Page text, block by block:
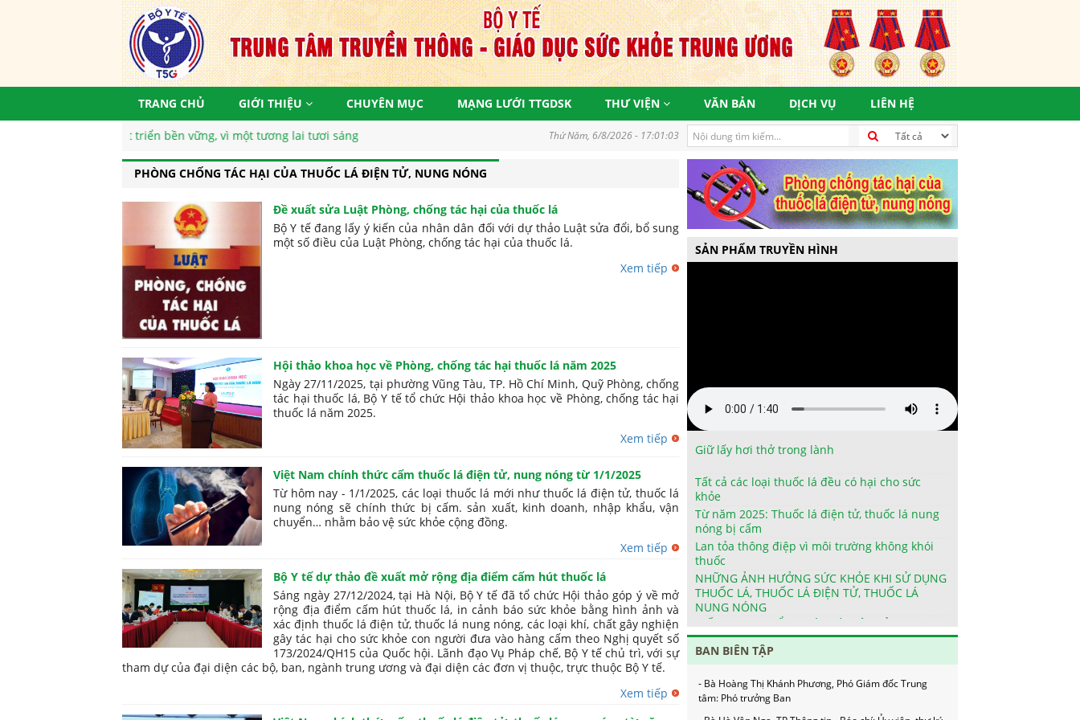
TRANG CHỦ GIỚI THIỆU CHUYÊN MỤC MẠNG LƯỚI TTGDSK THƯ VIỆN VĂN BẢN DỊCH VỤ LIÊN HỆ
mục tiêu phát triển bền vững, vì một tương lai tươi sáng Thứ Năm, 6/8/2026 - 17:01:04
PHÒNG CHỐNG TÁC HẠI CỦA THUỐC LÁ ĐIỆN TỬ, NUNG NÓNG
Đề xuất sửa Luật Phòng, chống tác hại của thuốc lá
Bộ Y tế đang lấy ý kiến của nhân dân đối với dự thảo Luật sửa đổi, bổ sung
một số điều của Luật Phòng, chống tác hại của thuốc lá.
Xem tiếp
Hội thảo khoa học về Phòng, chống tác hại thuốc lá năm 2025
Ngày 27/11/2025, tại phường Vũng Tàu, TP. Hồ Chí Minh, Quỹ Phòng, chống
tác hại thuốc lá, Bộ Y tế tổ chức Hội thảo khoa học về Phòng, chống tác hại
thuốc lá năm 2025.
Xem tiếp
Việt Nam chính thức cấm thuốc lá điện tử, nung nóng từ 1/1/2025
Từ hôm nay - 1/1/2025, các loại thuốc lá mới như thuốc lá điện tử, thuốc lá
nung nóng sẽ chính thức bị cấm. sản xuất, kinh doanh, nhập khẩu, vận
chuyển… nhằm bảo vệ sức khỏe cộng đồng.
Xem tiếp
Bộ Y tế dự thảo đề xuất mở rộng địa điểm cấm hút thuốc lá
Sáng ngày 27/12/2024, tại Hà Nội, Bộ Y tế đã tổ chức Hội thảo góp ý về mở
rộng địa điểm cấm hút thuốc lá, in cảnh báo sức khỏe bằng hình ảnh và
xác định thuốc lá điện tử, thuốc lá nung nóng, các loại khí, chất gây nghiện
gây tác hại cho sức khỏe con người đưa vào hàng cấm theo Nghị quyết số
173/2024/QH15 của Quốc hội. Lãnh đạo Vụ Pháp chế, Bộ Y tế chủ trì, với sự
tham dự của đại diện các bộ, ban, ngành trung ương và đại diện các đơn vị thuộc, trực thuộc Bộ Y tế.
Xem tiếp
SẢN PHẨM TRUYỀN HÌNH
Giữ lấy hơi thở trong lành
Tất cả các loại thuốc lá đều có hại cho sức
khỏe
Từ năm 2025: Thuốc lá điện tử, thuốc lá nung
nóng bị cấm
Lan tỏa thông điệp vì môi trường không khói
thuốc
NHỮNG ẢNH HƯỞNG SỨC KHỎE KHI SỬ DỤNG
THUỐC LÁ, THUỐC LÁ ĐIỆN TỬ, THUỐC LÁ
NUNG NÓNG
MỐI NGUY HẠI ẨN CHỨA TỪ VIỆC SỬ DỤNG
THUỐC LÁ, THUỐC LÁ ĐIỆN TỬ VÀ THUỐC LÁ
NUNG NÓNG
LỢI ÍCH CỦA VIỆC CAI THUỐC LÁ, THUỐC LÁ
ĐIỆN TỬ VÀ THUỐC LÁ NUNG NÓNG
HƯỚNG DẪN XÂY DỰNG CƠ SỞ Y TẾ KHÔNG
KHÓI THUỐC
BAN BIÊN TẬP
Chịu trách nhiệm nội dung:
- Ông Vũ Mạnh Cường - Giám đốc: Trưởng Ban biên tập
Ban biên tập:
- Ông Đỗ Võ Tuấn Dũng, Phó Giám đốc Trung tâm: Phó
trưởng Ban
- Ông Trịnh Ngọc Quang, Phó Giám đốc Trung tâm: Phó
trưởng Ban
- Bà Hoàng Thị Khánh Phương, Phó Giám đốc Trung
tâm: Phó trưởng Ban
- Bà Hà Vân Nga, TP Thông tin - Báo chí: Ủy viên, thư ký